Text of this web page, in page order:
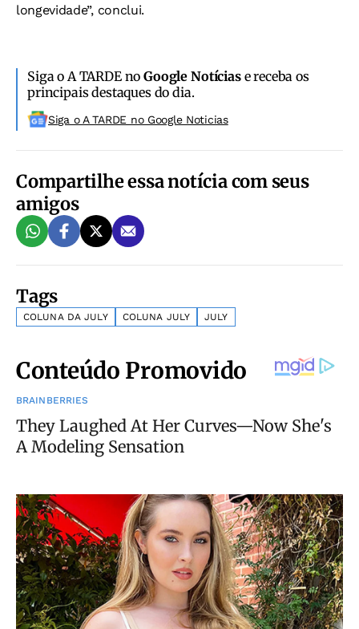
longevidade”, conclui.
Siga o A TARDE noGoogle Notíciase receba os
principais destaques do dia.
Siga o A TARDE no Google Noticias
Compartilhe essa notícia com seus
amigos
Tags
COLUNA DA JULY COLUNA JULY JULY